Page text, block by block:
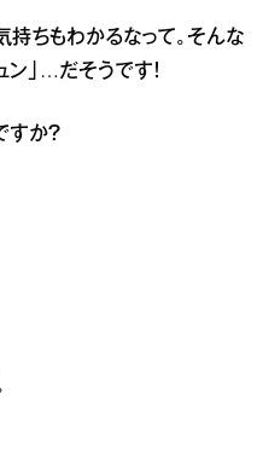
持ちもわかるなって。そんな
」…だそうです！
すか？